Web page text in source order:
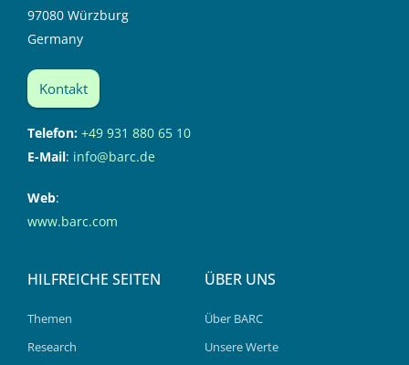
97080 Würzburg
Germany
Kontakt
Telefon: +49 931 880 65 10
E-Mail: info@barc.de
Web:
www.barc.com
HILFREICHE SEITEN
Themen
Research
ÜBER UNS
Über BARC
Unsere Werte